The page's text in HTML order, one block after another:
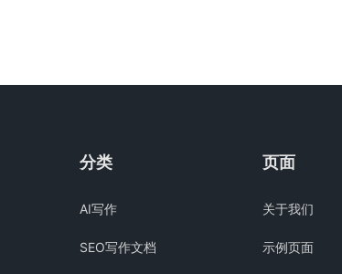
分类
AI写作
SEO写作文档
页面
关于我们
示例页面